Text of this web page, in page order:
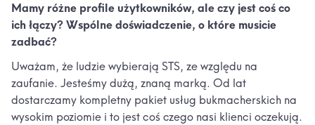
Mamy różne profile użytkowników, ale czy jest coś co
ich łączy? Wspólne doświadczenie, o które musicie
zadbać?
Uważam, że ludzie wybierają STS, ze względu na
zaufanie. Jesteśmy dużą, znaną marką. Od lat
dostarczamy kompletny pakiet usług bukmacherskich na
wysokim poziomie i to jest coś czego nasi klienci oczekują.